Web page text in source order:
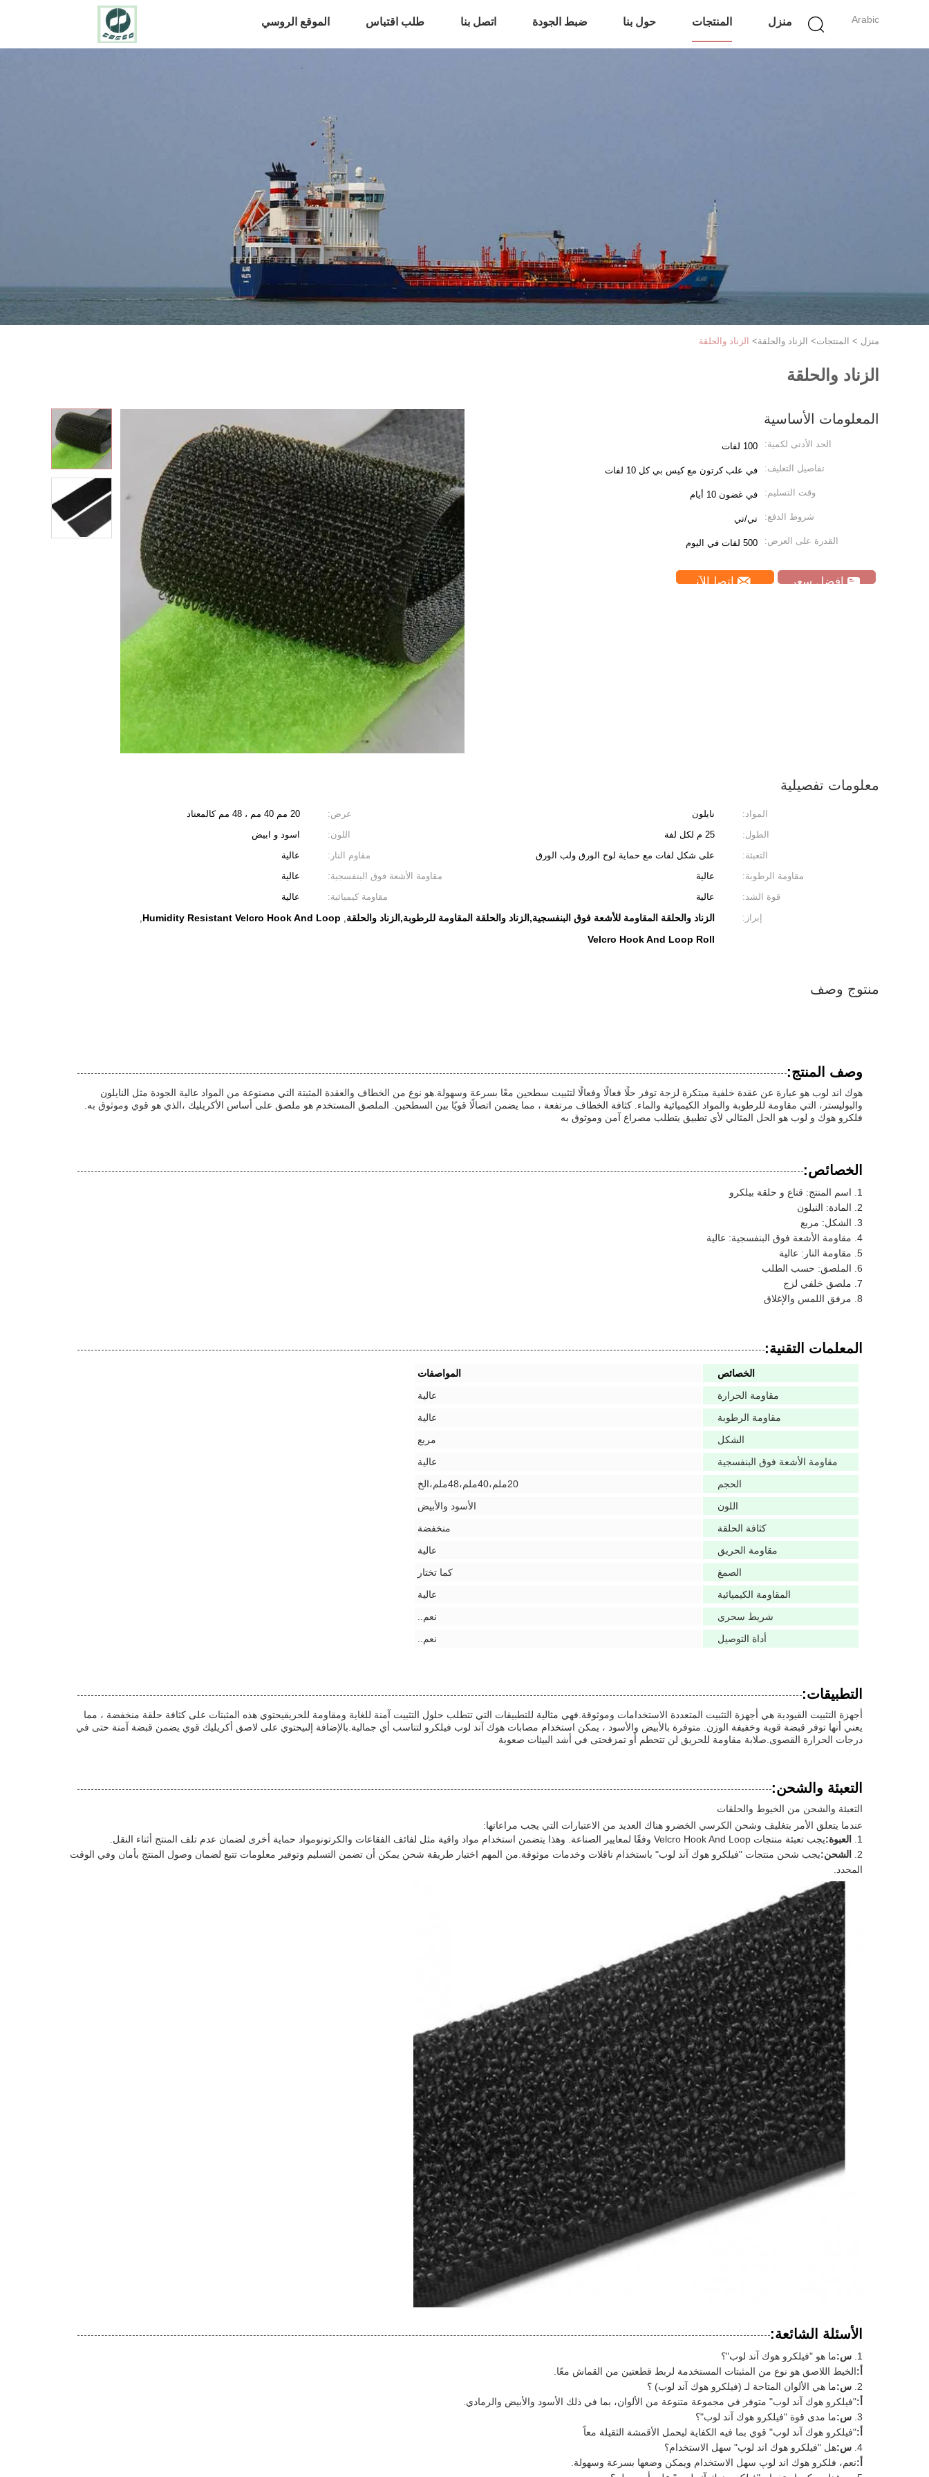
Arabic منزل المنتجات حول بنا ضبط الجودة اتصل بنا طلب اقتباس الموقع الروسي
منزل > المنتجات> الزناد والحلقة> الزناد والحلقة
الزناد والحلقة
المعلومات الأساسية
الحد الأدنى لكمية: 100 لفات
تفاصيل التغليف: في علب كرتون مع كيس بي كل 10 لفات
وقت التسليم: في غضون 10 أيام
شروط الدفع: تي/تي
القدرة على العرض: 500 لفات في اليوم
افضل سعر ﺎﺘﺼﻟ ﺍﻶﻧ
معلومات تفصيلية
المواد: نايلون عرض:
20 مم 40 مم ، 48 مم كالمعتاد
الطول:
25 م لكل لفة اللون:
اسود و ابيض
التعبئة:
على شكل لفات مع حماية لوح الورق ولب الورق مقاوم النار:
عالية
مقاومة الرطوبة:
عالية مقاومة الأشعة فوق البنفسجية:
عالية
قوة الشد:
عالية مقاومة كيميائية:
عالية
إبراز:
الزناد والحلقة المقاومة للأشعة فوق البنفسجية,الزناد والحلقة المقاومة للرطوبة,الزناد والحلقة,
Humidity Resistant Velcro Hook And Loop
,
Velcro Hook And Loop Roll
منتوج وصف
وصف المنتج:
هوك اند لوب هو عبارة عن عقدة خلفية مبتكرة لزجة توفر حلًا فعالًا وفعالًا لتثبيت سطحين معًا بسرعة وسهولة.هو نوع من الخطاف والعقدة المثبتة التي مصنوعة من المواد عالية الجودة مثل النايلون
والبوليستر، التي مقاومة للرطوبة والمواد الكيميائية والماء. كثافة الخطاف مرتفعة ، مما يضمن اتصالًا قويًا بين السطحين. الملصق المستخدم هو ملصق على أساس الأكريليك ،الذي هو قوي وموثوق به.
فلكرو هوك و لوب هو الحل المثالي لأي تطبيق يتطلب مصراع آمن وموثوق به
الخصائص:
اسم المنتج: قناع و حلقة بيلكرو
المادة: النيلون
الشكل: مربع
مقاومة الأشعة فوق البنفسجية: عالية
مقاومة النار: عالية
الملصق: حسب الطلب
ملصق خلفي لزج
مرفق اللمس والإغلاق
المعلمات التقنية:
الخصائص
المواصفات
مقاومة الحرارة
عالية
مقاومة الرطوبة
عالية
الشكل
مربع
مقاومة الأشعة فوق البنفسجية
عالية
الحجم
20ملم،40ملم،48ملم،الخ
اللون
الأسود والأبيض
كثافة الحلقة
منخفضة
مقاومة الحريق
عالية
الصمغ
كما تختار
المقاومة الكيميائية
عالية
شريط سحري
نعم..
أداة التوصيل
نعم..
التطبيقات:
أجهزة التثبيت القيودية هي أجهزة التثبيت المتعددة الاستخدامات وموثوقة.فهي مثالية للتطبيقات التي تتطلب حلول التثبيت آمنة للغاية ومقاومة للحريقيحتوي هذه المثبتات على كثافة حلقة منخفضة ، مما
يعني أنها توفر قبضة قوية وخفيفة الوزن. متوفرة بالأبيض والأسود ، يمكن استخدام مصابات هوك آند لوب فيلكرو لتناسب أي جمالية.بالإضافة إلىيحتوي على لاصق أكريليك قوي يضمن قبضة آمنة حتى في
درجات الحرارة القصوى.صلابة مقاومة للحريق لن تتحطم أو تمزقحتى في أشد البيئات صعوبة
التعبئة والشحن:
التعبئة والشحن من الخيوط والحلقات
عندما يتعلق الأمر بتغليف وشحن الكرسي الخضرو هناك العديد من الاعتبارات التي يجب مراعاتها:
العبوة:يجب تعبئة منتجات Velcro Hook And Loop وفقًا لمعايير الصناعة. وهذا يتضمن استخدام مواد واقية مثل لفائف الفقاعات والكرتونومواد حماية أخرى لضمان عدم تلف المنتج أثناء النقل.
الشحن:يجب شحن منتجات "فيلكرو هوك آند لوب" باستخدام ناقلات وخدمات موثوقة.من المهم اختيار طريقة شحن يمكن أن تضمن التسليم وتوفير معلومات تتبع لضمان وصول المنتج بأمان وفي الوقت
المحدد.
الأسئلة الشائعة:
س:ما هو "فيلكرو هوك آند لوب"؟
أ:الخيط اللاصق هو نوع من المثبتات المستخدمة لربط قطعتين من القماش معًا.
س:ما هي الألوان المتاحة لـ (فيلكرو هوك آند لوب) ؟
أ:"فيلكرو هوك آند لوب" متوفر في مجموعة متنوعة من الألوان، بما في ذلك الأسود والأبيض والرمادي.
س:ما مدى قوة "فيلكرو هوك آند لوب"؟
أ:"فيلكرو هوك آند لوب" قوي بما فيه الكفاية ليحمل الأقمشة الثقيلة معاً
س:هل "فيلكرو هوك اند لوپ" سهل الاستخدام؟
أ:نعم، فلكرو هوك اند لوپ سهل الاستخدام ويمكن وضعها بسرعة وسهولة.